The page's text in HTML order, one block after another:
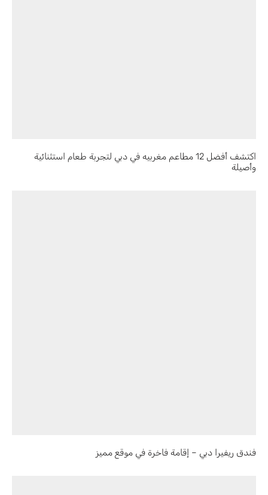
اكتشف أفضل 12 مطاعم مغربيه في دبي لتجربة طعام استثنائية
وأصيلة
فندق ريفيرا دبي – إقامة فاخرة في موقع مميز